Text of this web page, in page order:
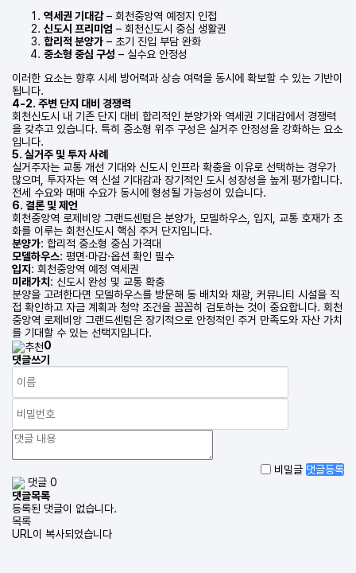
역세권 기대감– 회천중앙역 예정지 인접
신도시 프리미엄 – 회천신도시 중심 생활권
합리적 분양가 – 초기 진입 부담 완화
중소형 중심 구성 – 실수요 안정성
이러한 요소는 향후 시세 방어력과 상승 여력을 동시에 확보할 수 있는 기반이
됩니다.
4-2. 주변 단지 대비 경쟁력
회천신도시 내 기존 단지 대비 합리적인 분양가와 역세권 기대감에서 경쟁력
을 갖추고 있습니다. 특히 중소형 위주 구성은 실거주 안정성을 강화하는 요소
입니다.
5. 실거주 및 투자 사례
실거주자는 교통 개선 기대와 신도시 인프라 확충을 이유로 선택하는 경우가
많으며, 투자자는 역 신설 기대감과 장기적인 도시 성장성을 높게 평가합니다.
전세 수요와 매매 수요가 동시에 형성될 가능성이 있습니다.
6. 결론 및 제언
회천중앙역 로제비앙 그랜드센텀은 분양가, 모델하우스, 입지, 교통 호재가 조
화를 이루는 회천신도시 핵심 주거 단지입니다.
분양가: 합리적 중소형 중심 가격대
모델하우스: 평면·마감·옵션 확인 필수
입지 : 회천중앙역 예정 역세권
미래가치 : 신도시 완성 및 교통 확충
분양을 고려한다면 모델하우스를 방문해 동 배치와 채광, 커뮤니티 시설을 직
접 확인하고 자금 계획과 청약 조건을 꼼꼼히 검토하는 것이 중요합니다. 회천
중앙역 로제비앙 그랜드센텀은 장기적으로 안정적인 주거 만족도와 자산 가치
를 기대할 수 있는 선택지입니다.
0
댓글쓰기
비밀글 댓글등록
댓글 0
댓글목록
등록된 댓글이 없습니다.
목록
URL이 복사되었습니다